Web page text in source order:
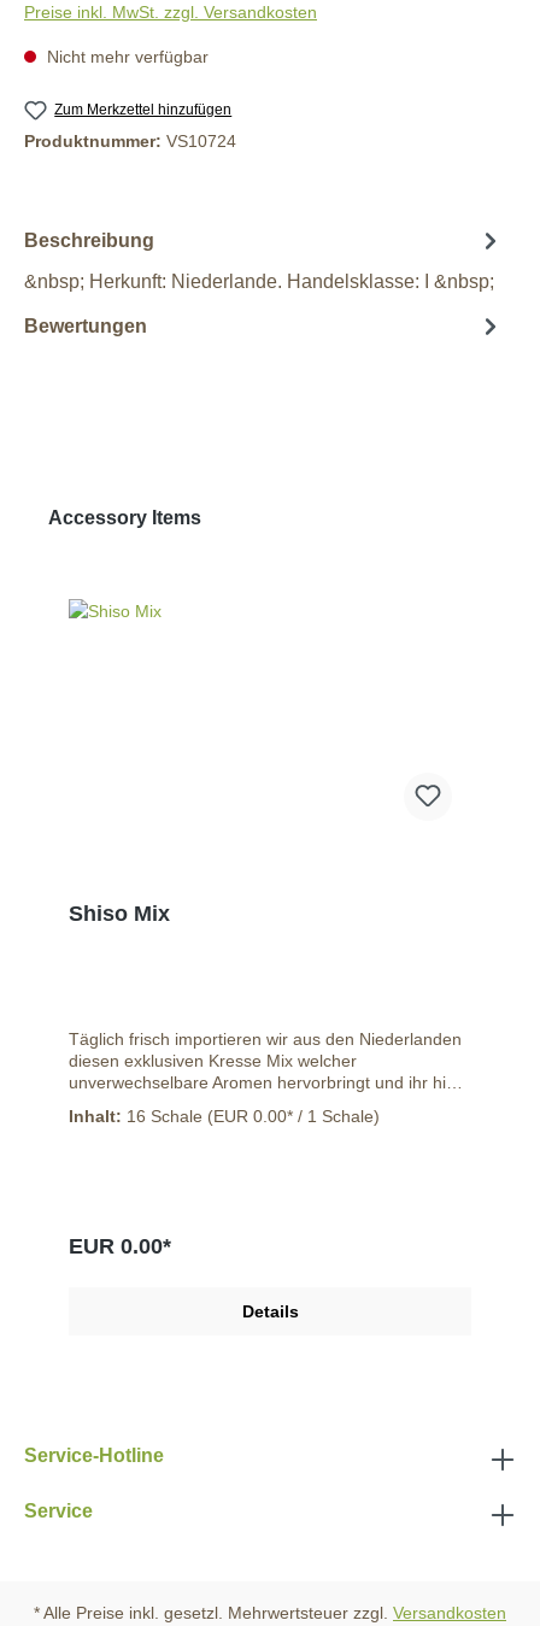
Preise inkl. MwSt. zzgl. Versandkosten
Nicht mehr verfügbar
Zum Merkzettel hinzufügen
Produktnummer: VS10724
Beschreibung
&nbsp; Herkunft: Niederlande. Handelsklasse: I &nbsp;
Bewertungen
Produktgalerie überspringen
Accessory Items
Shiso Mix
Täglich frisch importieren wir aus den Niederlanden
diesen exklusiven Kresse Mix welcher
unverwechselbare Aromen hervorbringt und ihr hier
bei einem veganen Buffet mit eurer Familie oder
Inhalt: 16 Schale (EUR 0.00* / 1 Schale)
EUR 0.00*
Details
Service-Hotline
Service
* Alle Preise inkl. gesetzl. Mehrwertsteuer zzgl. Versandkosten